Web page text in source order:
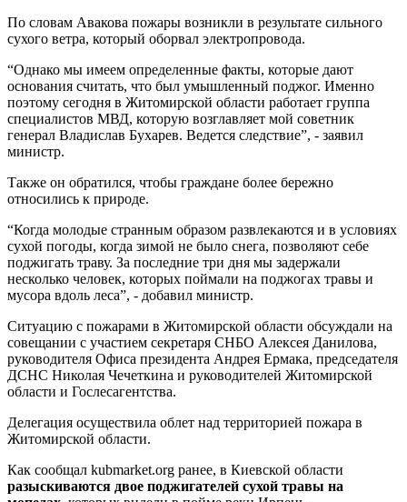
По словам Авакова пожары возникли в результате сильного
сухого ветра, который оборвал электропровода.
“Однако мы имеем определенные факты, которые дают
основания считать, что был умышленный поджог. Именно
поэтому сегодня в Житомирской области работает группа
специалистов МВД, которую возглавляет мой советник
генерал Владислав Бухарев. Ведется следствие”, - заявил
министр.
Также он обратился, чтобы граждане более бережно
относились к природе.
“Когда молодые странным образом развлекаются и в условиях
сухой погоды, когда зимой не было снега, позволяют себе
поджигать траву. За последние три дня мы задержали
несколько человек, которых поймали на поджогах травы и
мусора вдоль леса”, - добавил министр.
Ситуацию с пожарами в Житомирской области обсуждали на
совещании с участием секретаря СНБО Алексея Данилова,
руководителя Офиса президента Андрея Ермака, председателя
ДСНС Николая Чечеткина и руководителей Житомирской
области и Гослесагентства.
Делегация осуществила облет над территорией пожара в
Житомирской области.
Как сообщал kubmarket.org ранее, в Киевской области
разыскиваются двое поджигателей сухой травы на